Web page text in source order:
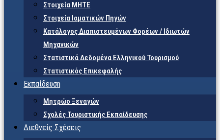
Στοιχεία ΜΗΤΕ
Στοιχεία Ιαματικών Πηγών
Κατάλογος Διαπιστευμένων Φορέων / Ιδιωτών
Μηχανικών
Στατιστικά Δεδομένα Ελληνικού Τουρισμού
Στατιστικός Επικεφαλής
Εκπαίδευση
Μητρώο Ξεναγών
Σχολές Τουριστικής Εκπαίδευσης
Διεθνείς Σχέσεις